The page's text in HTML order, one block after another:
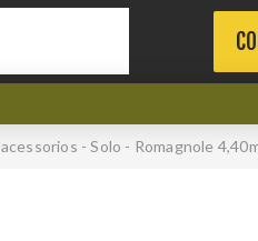
acessorios - Solo - Romagnole